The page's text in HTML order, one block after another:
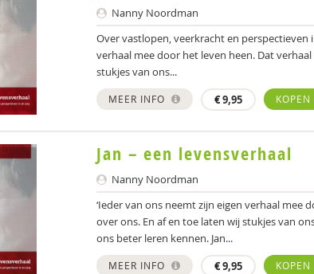
Nanny Noordman
Over vastlopen, veerkracht en perspectieven
verhaal mee door het leven heen. Dat
stukjes van ons...
MEER INFO €9,95 KOPEN
Jan – een levensverhaal
Nanny Noordman
‘Ieder van ons neemt zijn eigen verhaal mee
over ons. En af en toe laten wij stukjes van
ons beter leren kennen. Jan...
MEER INFO €9,95 KOPEN